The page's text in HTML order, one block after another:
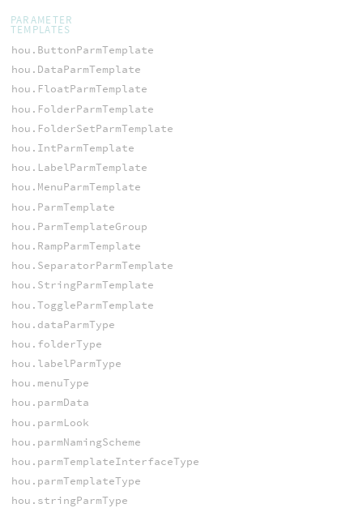
PARAMETER
TEMPLATES
hou.ButtonParmTemplate
hou.DataParmTemplate
hou.FloatParmTemplate
hou.FolderParmTemplate
hou.FolderSetParmTemplate
hou.IntParmTemplate
hou.LabelParmTemplate
hou.MenuParmTemplate
hou.ParmTemplate
hou.ParmTemplateGroup
hou.RampParmTemplate
hou.SeparatorParmTemplate
hou.StringParmTemplate
hou.ToggleParmTemplate
hou.dataParmType
hou.folderType
hou.labelParmType
hou.menuType
hou.parmData
hou.parmLook
hou.parmNamingScheme
hou.parmTemplateInterfaceType
hou.parmTemplateType
hou.stringParmType